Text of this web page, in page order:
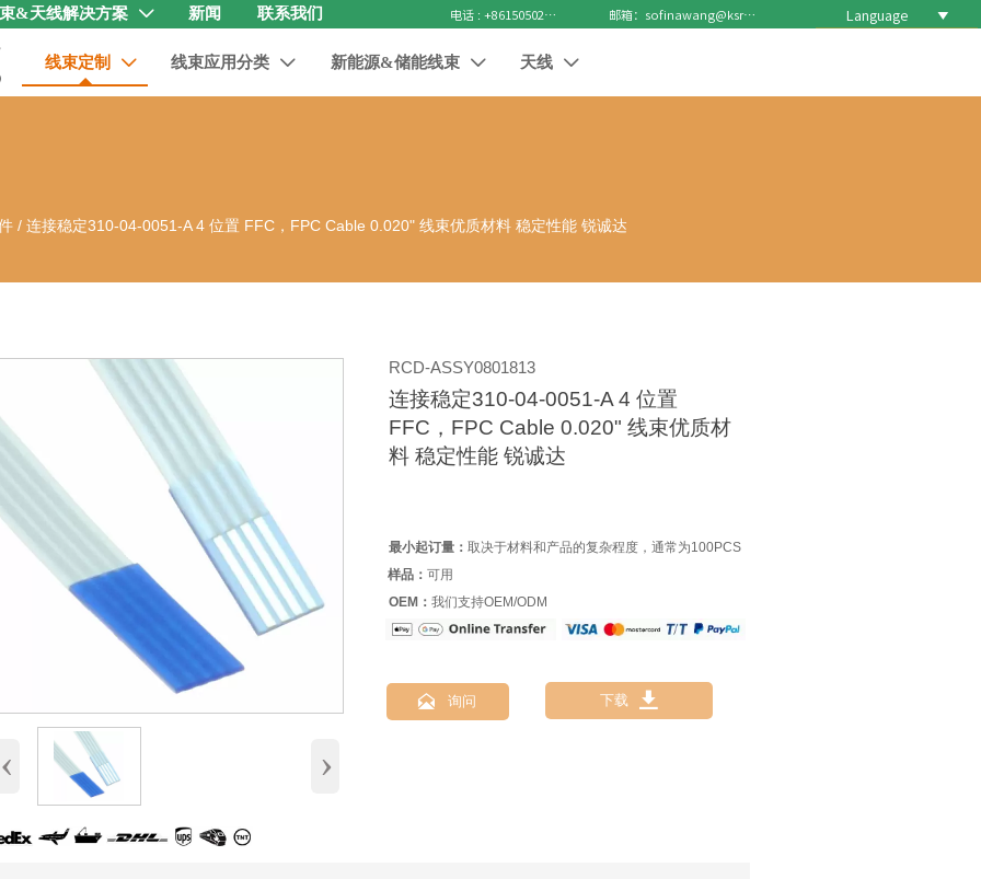
&天线解决方案  新闻 联系我们 电话 : +8615050271688 邮箱：sofinawang@ksrcd.com Language 
线束定制  线束应用分类  新能源&储能线束  天线 
/连接稳定310-04-0051-A 4 位置 FFC，FPC Cable 0.020" 线束优质材料 稳定性能 锐诚达
‹ ›
RCD-ASSY0801813
连接稳定310-04-0051-A 4 位置
FFC，FPC Cable 0.020" 线束优质材
料 稳定性能 锐诚达
最小起订量： 取决于材料和产品的复杂程度，通常为100PCS
样品：可用
OEM： 我们支持OEM/ODM
 询问 下载 